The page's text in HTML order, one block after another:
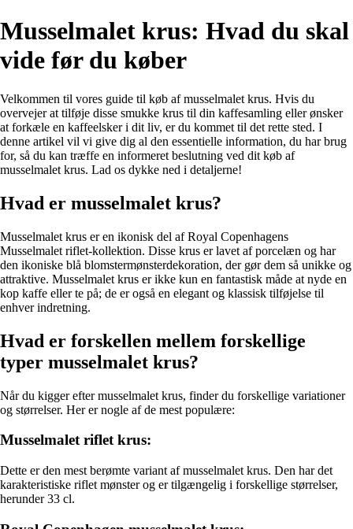
Musselmalet krus: Hvad du skal
vide før du køber
Velkommen til vores guide til køb af musselmalet krus. Hvis du
overvejer at tilføje disse smukke krus til din kaffesamling eller ønsker
at forkæle en kaffeelsker i dit liv, er du kommet til det rette sted. I
denne artikel vil vi give dig al den essentielle information, du har brug
for, så du kan træffe en informeret beslutning ved dit køb af
musselmalet krus. Lad os dykke ned i detaljerne!
Hvad er musselmalet krus?
Musselmalet krus er en ikonisk del af Royal Copenhagens
Musselmalet riflet-kollektion. Disse krus er lavet af porcelæn og har
den ikoniske blå blomstermønsterdekoration, der gør dem så unikke og
attraktive. Musselmalet krus er ikke kun en fantastisk måde at nyde en
kop kaffe eller te på; de er også en elegant og klassisk tilføjelse til
enhver indretning.
Hvad er forskellen mellem forskellige
typer musselmalet krus?
Når du kigger efter musselmalet krus, finder du forskellige variationer
og størrelser. Her er nogle af de mest populære:
Musselmalet riflet krus:
Dette er den mest berømte variant af musselmalet krus. Den har det
karakteristiske riflet mønster og er tilgængelig i forskellige størrelser,
herunder 33 cl.